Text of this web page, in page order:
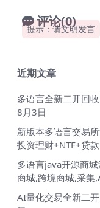
评论(0)
提示：请文明发言
近期文章
多语言全新二开回
8月3日
新版本多语言交易
投资理财+NTF+贷
多语言java开源商
商城,跨境商城,采集
AI量化交易全新二